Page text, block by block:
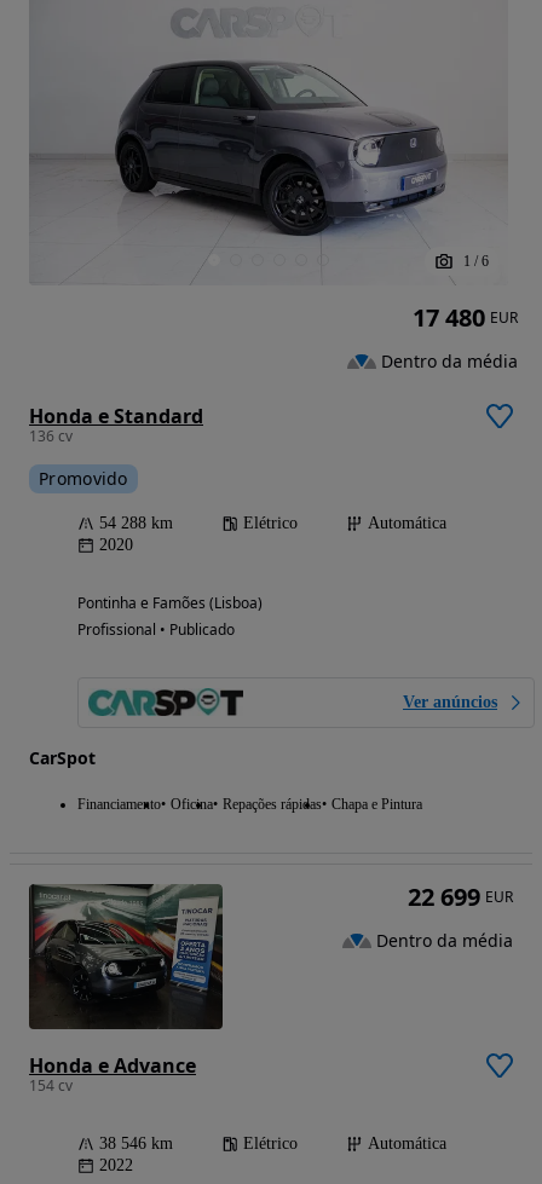
1 / 6
Honda e Standard
136 cv
Promovido
54 288 km Elétrico
Automática
2020
Pontinha e Famões (Lisboa)
Profissional • Publicado
Ver anúncios
CarSpot
Financiamento Oficina Repações rápidas Chapa e Pintura
17 480 EUR
Dentro da média
Honda e Advance
154 cv
38 546 km Elétrico
Automática
2022
22 699 EUR
Dentro da média